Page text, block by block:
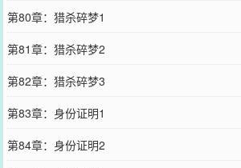
第80章：猎杀碎梦1
第81章：猎杀碎梦2
第82章：猎杀碎梦3
第83章：身份证明1
第84章：身份证明2